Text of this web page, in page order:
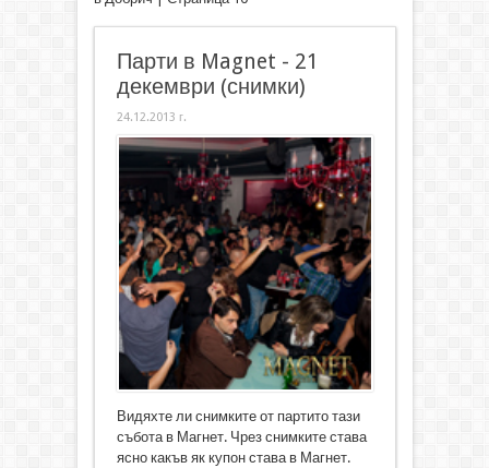
Парти в Magnet - 21
декември (снимки)
24.12.2013 г.
Видяхте ли снимките от партито тази
събота в Магнет. Чрез снимките става
ясно какъв як купон става в Магнет.